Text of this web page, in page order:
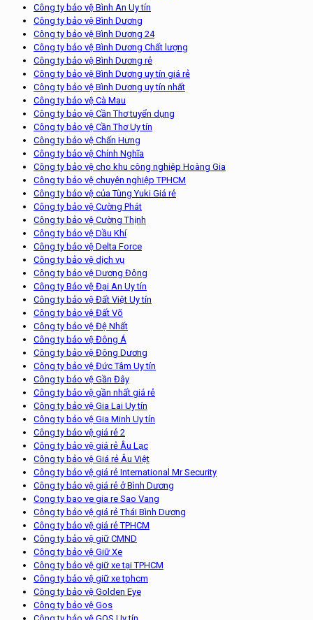
Công ty bảo vệ Bình An Uy tín
Công ty bảo vệ Bình Dương
Công ty bảo vệ Bình Dương 24
Công ty bảo vệ Bình Dương Chất lượng
Công ty bảo vệ Bình Dương rẻ
Công ty bảo vệ Bình Dương uy tín giá rẻ
Công ty bảo vệ Bình Dương uy tín nhất
Công ty bảo vệ Cà Mau
Công ty bảo vệ Cần Thơ tuyển dụng
Công ty bảo vệ Cần Thơ Uy tín
Công ty bảo vệ Chấn Hưng
Công ty bảo vệ Chính Nghĩa
Công ty bảo vệ cho khu công nghiệp Hoàng Gia
Công ty bảo vệ chuyên nghiệp TPHCM
Công ty bảo vệ của Tùng Yuki Giá rẻ
Công ty bảo vệ Cường Phát
Công ty bảo vệ Cường Thịnh
Công ty bảo vệ Dầu Khí
Công ty bảo vệ Delta Force
Công ty bảo vệ dịch vụ
Công ty bảo vệ Dương Đông
Công ty Bảo vệ Đại An Uy tín
Công ty bảo vệ Đất Việt Uy tín
Công ty bảo vệ Đất Võ
Công ty bảo vệ Đệ Nhất
Công ty bảo vệ Đông Á
Công ty bảo vệ Đông Dương
Công ty bảo vệ Đức Tâm Uy tín
Công ty bảo vệ Gần Đây
Công ty bảo vệ gần nhất giá rẻ
Công ty bảo vệ Gia Lai Uy tín
Công ty bảo vệ Gia Minh Uy tín
Công ty bảo vệ giá rẻ 2
Công ty bảo vệ giá rẻ Âu Lạc
Công ty bảo vệ Giá rẻ Âu Việt
Công ty bảo vệ giá rẻ International Mr Security
Công ty bảo vệ giá rẻ ở Bình Dương
Cong ty bao ve gia re Sao Vang
Công ty bảo vệ giá rẻ Thái Bình Dương
Công ty bảo vệ giá rẻ TPHCM
Công ty bảo vệ giữ CMND
Công ty bảo vệ Giữ Xe
Công ty bảo vệ giữ xe tại TPHCM
Công ty bảo vệ giữ xe tphcm
Công ty bảo vệ Golden Eye
Công ty bảo vệ Gos